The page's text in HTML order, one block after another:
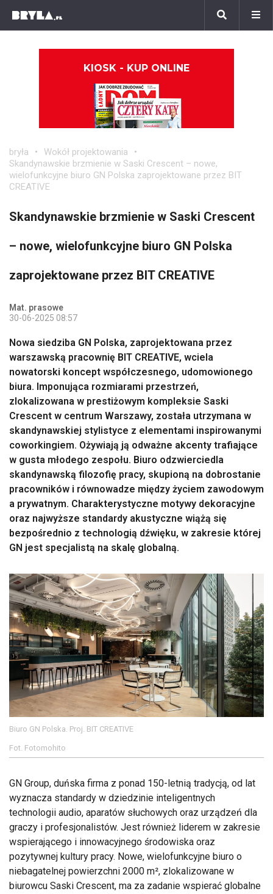
KIOSK - KUP ONLINE
bryła
Wokół projektowania
Skandynawskie brzmienie w Saski Crescent – nowe,
wielofunkcyjne biuro GN Polska zaprojektowane przez BIT
CREATIVE
Skandynawskie brzmienie w Saski Crescent
– nowe, wielofunkcyjne biuro GN Polska
zaprojektowane przez BIT CREATIVE
Mat. prasowe
30-06-2025 08:57
Nowa siedziba GN Polska, zaprojektowana przez
warszawską pracownię BIT CREATIVE, wciela
nowatorski koncept współczesnego, udomowionego
biura. Imponująca rozmiarami przestrzeń,
zlokalizowana w prestiżowym kompleksie Saski
Crescent w centrum Warszawy, została utrzymana w
skandynawskiej stylistyce z elementami inspirowanymi
coworkingiem. Ożywiają ją odważne akcenty trafiające
w gusta młodego zespołu. Biuro odzwierciedla
skandynawską filozofię pracy, skupioną na dobrostanie
pracowników i równowadze między życiem zawodowym
a prywatnym. Charakterystyczne motywy dekoracyjne
oraz najwyższe standardy akustyczne wiążą się
bezpośrednio z technologią dźwięku, w zakresie której
GN jest specjalistą na skalę globalną.
Biuro GN Polska. Proj. BIT CREATIVE
Fot. Fotomohito
GN Group, duńska firma z ponad 150-letnią tradycją, od lat
wyznacza standardy w dziedzinie inteligentnych
technologii audio, aparatów słuchowych oraz urządzeń dla
graczy i profesjonalistów. Jest również liderem w zakresie
wspierającego i innowacyjnego środowiska oraz
pozytywnej kultury pracy. Nowe, wielofunkcyjne biuro o
niebagatelnej powierzchni 2000 m², zlokalizowane w
biurowcu Saski Crescent, ma za zadanie wspierać globalne